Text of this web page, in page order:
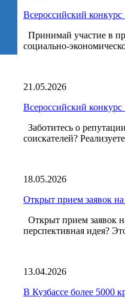
Всероссийский
Принимай участие в
социально-
21.05.2026
Всероссийский
Заботитесь о
соискателей?
18.05.2026
Открыт прием заявок
Открыт прием заявок
перспективная идея?
13.04.2026
В Кузбассе более 5000